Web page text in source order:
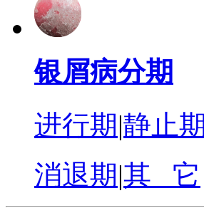
银屑病分期
进行期|静止期
消退期|其 它